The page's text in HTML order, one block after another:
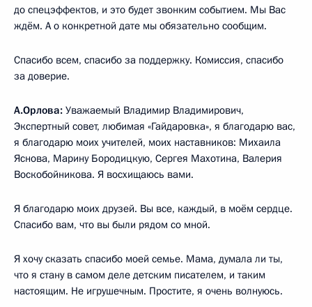
до спецэффектов, и это будет звонким событием. Мы Вас
ждём. А о конкретной дате мы обязательно сообщим.
Спасибо всем, спасибо за поддержку. Комиссия, спасибо
за доверие.
А.Орлова: Уважаемый Владимир Владимирович,
Экспертный совет, любимая «Гайдаровка», я благодарю вас,
я благодарю моих учителей, моих наставников: Михаила
Яснова, Марину Бородицкую, Сергея Махотина, Валерия
Воскобойникова. Я восхищаюсь вами.
Я благодарю моих друзей. Вы все, каждый, в моём сердце.
Спасибо вам, что вы были рядом со мной.
Я хочу сказать спасибо моей семье. Мама, думала ли ты,
что я стану в самом деле детским писателем, и таким
настоящим. Не игрушечным. Простите, я очень волнуюсь.